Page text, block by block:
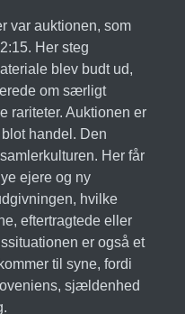
var auktionen, som
Her steg
blev budt ud,
om særligt
rariteter. Auktionen er
handel. Den
Her får
ejere og ny
hvilke
eftertragtede eller
er også et
til syne, fordi
sjældenhed